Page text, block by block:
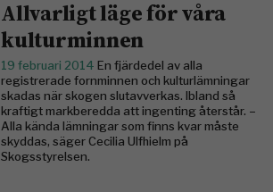
Allvarligt läge för våra
kulturminnen
19 februari 2014 En fjärdedel av alla
registrerade fornminnen och kulturlämningar
skadas när skogen slutavverkas. Ibland så
kraftigt markberedda att ingenting återstår. –
Alla kända lämningar som finns kvar måste
skyddas, säger Cecilia Ulfhielm på
Skogsstyrelsen.